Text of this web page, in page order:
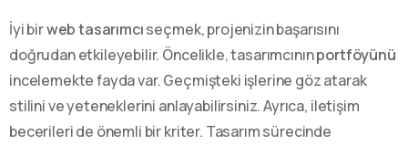
İyi birweb tasarımcıseçmek, projenizin başarısını
doğrudan etkileyebilir. Öncelikle, tasarımcınınportföyünü
incelemekte fayda var. Geçmişteki işlerine göz atarak
stilini ve yeteneklerini anlayabilirsiniz. Ayrıca, iletişim
becerileri de önemli bir kriter. Tasarım sürecinde